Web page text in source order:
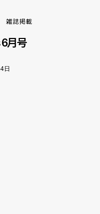
雑誌掲載
月号
日